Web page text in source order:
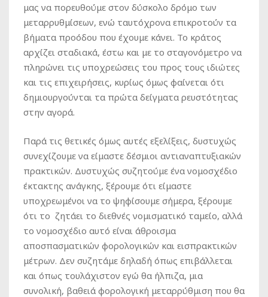
μας να πορευθούμε στον δύσκολο δρόμο των
μεταρρυθμίσεων, ενώ ταυτόχρονα επικροτούν τα
βήματα προόδου που έχουμε κάνει. Το κράτος
αρχίζει σταδιακά, έστω και με το σταγονόμετρο να
πληρώνει τις υποχρεώσεις του προς τους ιδιώτες
και τις επιχειρήσεις, κυρίως όμως φαίνεται ότι
δημιουργούνται τα πρώτα δείγματα ρευστότητας
στην αγορά.
Παρά τις θετικές όμως αυτές εξελίξεις, δυστυχώς
συνεχίζουμε να είμαστε δέσμιοι αντιαναπτυξιακών
πρακτικών. Δυστυχώς συζητούμε ένα νομοσχέδιο
έκτακτης ανάγκης, ξέρουμε ότι είμαστε
υποχρεωμένοι να το ψηφίσουμε σήμερα, ξέρουμε
ότι το ζητάει το διεθνές νομισματικό ταμείο, αλλά
το νομοσχέδιο αυτό είναι άθροισμα
αποσπασματικών φορολογικών και εισπρακτικών
μέτρων. Δεν συζητάμε δηλαδή όπως επιβάλλεται
και όπως τουλάχιστον εγώ θα ήλπιζα, μια
συνολική, βαθειά φορολογική μεταρρύθμιση που θα